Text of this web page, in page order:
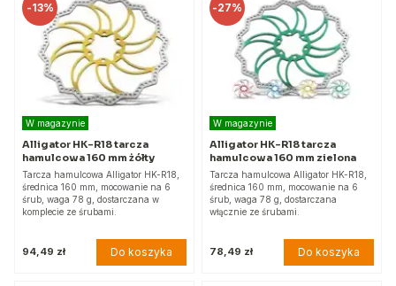
-13%
W magazynie
Alligator HK-R18 tarcza
hamulcowa 160 mm żółty
Tarcza hamulcowa Alligator HK-R18,
średnica 160 mm, mocowanie na 6
śrub, waga 78 g, dostarczana w
komplecie ze śrubami.
94,49 zł Do koszyka
-27%
W magazynie
Alligator HK-R18 tarcza
hamulcowa 160 mm zielona
Tarcza hamulcowa Alligator HK-R18,
średnica 160 mm, mocowanie na 6
śrub, waga 78 g, dostarczana
włącznie ze śrubami.
78,49 zł Do koszyka